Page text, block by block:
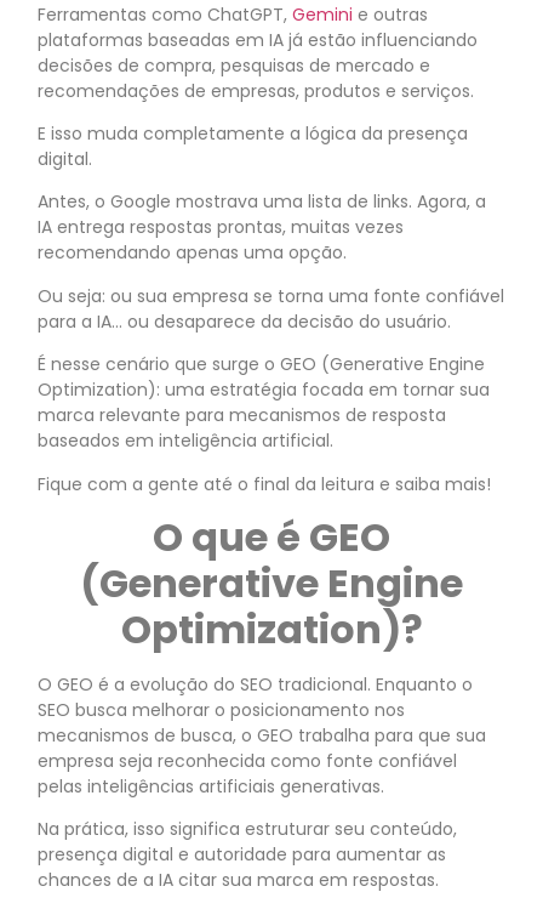
Ferramentas como ChatGPT,Gemini e outras
plataformas baseadas em IA já estão influenciando
decisões de compra, pesquisas de mercado e
recomendações de empresas, produtos e serviços.
E isso muda completamente a lógica da presença
digital.
Antes, o Google mostrava uma lista de links. Agora, a
IA entrega respostas prontas, muitas vezes
recomendando apenas uma opção.
Ou seja: ou sua empresa se torna uma fonte confiável
para a IA… ou desaparece da decisão do usuário.
É nesse cenário que surge o GEO (Generative Engine
Optimization): uma estratégia focada em tornar sua
marca relevante para mecanismos de resposta
baseados em inteligência artificial.
Fique com a gente até o final da leitura e saiba mais!
O que é GEO
(Generative Engine
Optimization)?
O GEO é a evolução do SEO tradicional. Enquanto o
SEO busca melhorar o posicionamento nos
mecanismos de busca, o GEO trabalha para que sua
empresa seja reconhecida como fonte confiável
pelas inteligências artificiais generativas.
Na prática, isso significa estruturar seu conteúdo,
presença digital e autoridade para aumentar as
chances de a IA citar sua marca em respostas.